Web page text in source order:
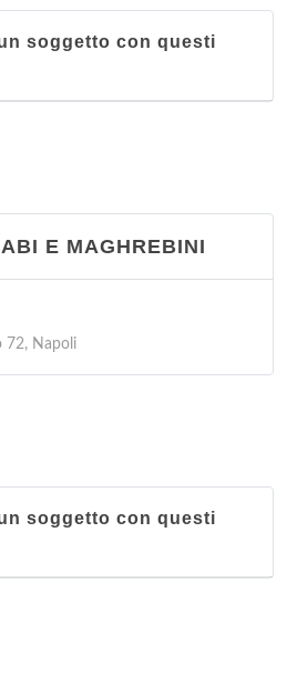
soggetto con questi
E MAGHREBINI
72, Napoli
soggetto con questi